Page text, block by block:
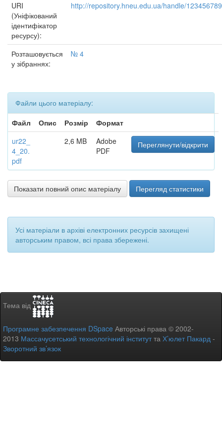
URI
(Уніфікований
ідентифікатор
ресурсу):
http://repository.hneu.edu.ua/handle/
Розташовується
у зібраннях:
№ 4
Файли цього матеріалу:
Файл
Опис Розмір
Формат
ur22_
4_20.
pdf
2,6 MB
Adobe
PDF
Переглянути/відкрити
Показати повний опис матеріалу Перегляд статистики
Усі матеріали в архіві електронних ресурсів захищені
авторським правом, всі права збережені.
Тема від
Програмне забезпечення DSpace Авторські права © 2002-
2013 Массачусетський технологічний інститутта Х’юлет Пакард -
Зворотний зв’язок